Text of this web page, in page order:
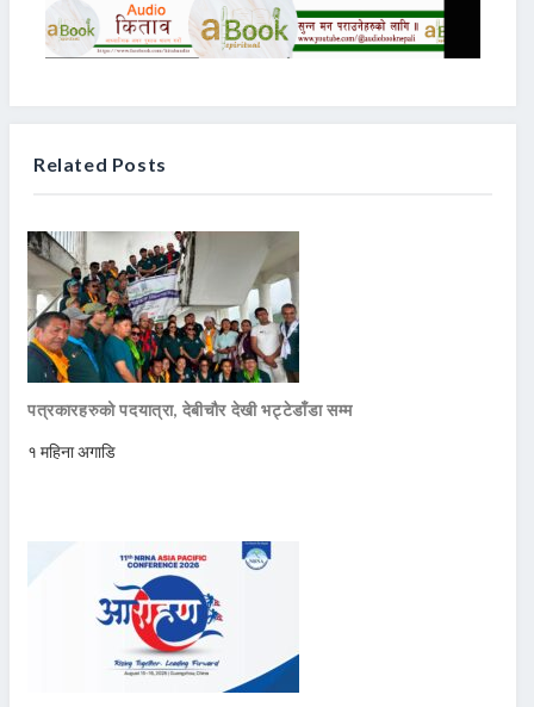
Related Posts
पत्रकारहरुको पदयात्रा, देबीचौर देखी भट्टेडाँडा सम्म
१ महिना अगाडि